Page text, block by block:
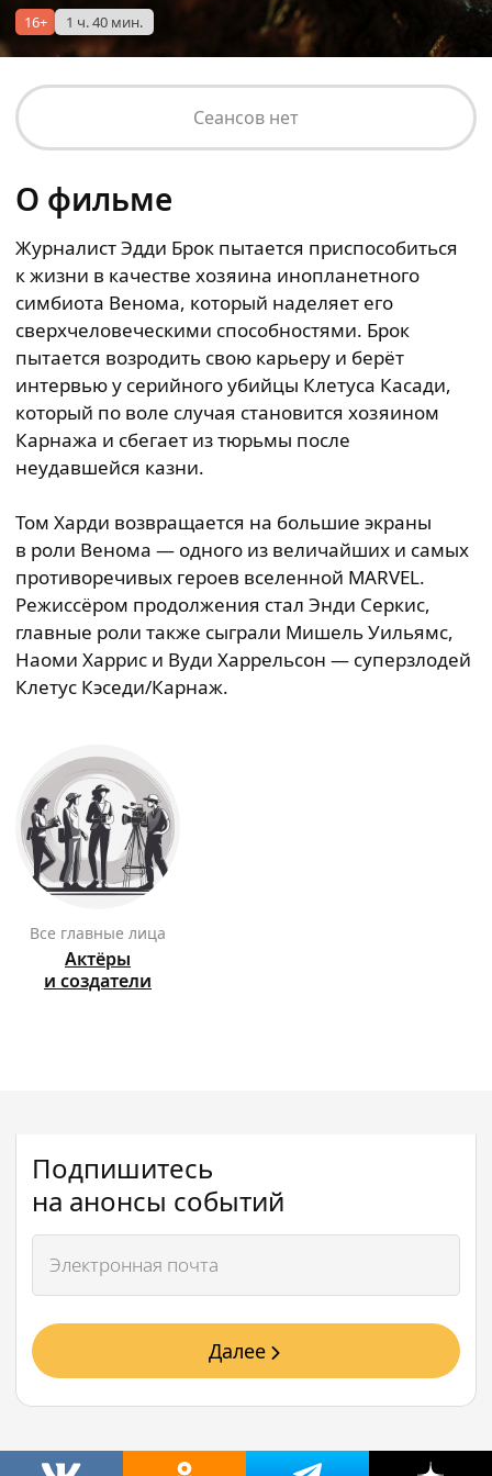
16+ 1 ч. 40 мин.
Сеансов нет
О фильме
Журналист Эдди Брок пытается приспособиться
к жизни в качестве хозяина инопланетного
симбиота Венома, который наделяет его
сверхчеловеческими способностями. Брок
пытается возродить свою карьеру и берёт
интервью у серийного убийцы Клетуса Касади,
который по воле случая становится хозяином
Карнажа и сбегает из тюрьмы после
неудавшейся казни.
Том Харди возвращается на большие экраны
в роли Венома — одного из величайших и самых
противоречивых героев вселенной MARVEL.
Режиссёром продолжения стал Энди Серкис,
главные роли также сыграли Мишель Уильямс,
Наоми Харрис и Вуди Харрельсон — суперзлодей
Клетус Кэседи/Карнаж.
Все главные лица
Актёры
и создатели
Подпишитесь
на анонсы событий
Далее